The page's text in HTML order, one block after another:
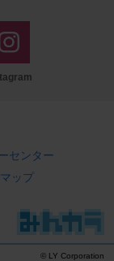
センター
ップ
© LY Corporation